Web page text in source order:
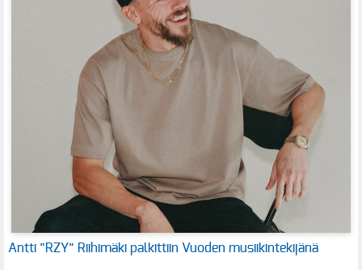
Antti ”RZY” Riihimäki palkittiin Vuoden musiikintekijänä